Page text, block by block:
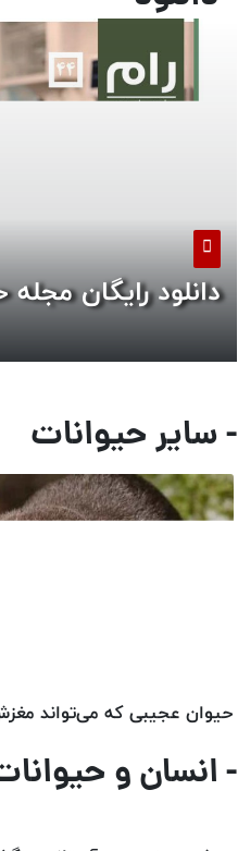
دانلود رایگان
- سایر حیوانات
حیوان عجیبی که می‌تواند
- انسان و